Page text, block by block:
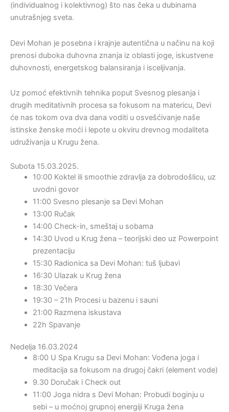
(individualnog i kolektivnog) što nas čeka u dubinama
unutrašnjeg sveta.
Devi Mohan je posebna i krajnje autentična u načinu na koji
prenosi duboka duhovna znanja iz oblasti joge, iskustvene
duhovnosti, energetskog balansiranja i isceljivanja.
Uz pomoć efektivnih tehnika poput Svesnog plesanja i
drugih meditativnih procesa sa fokusom na matericu, Devi
će nas tokom ova dva dana voditi u osvešćivanje naše
istinske ženske moći i lepote u okviru drevnog modaliteta
udruživanja u Krugu žena.
Subota 15.03.2025.
10:00 Koktel ili smoothie zdravlja za dobrodošlicu, uz
uvodni govor
11:00 Svesno plesanje sa Devi Mohan
13:00 Ručak
14:00 Check-in, smeštaj u sobama
14:30 Uvod u Krug žena – teorijski deo uz Powerpoint
prezentaciju
15:30 Radionica sa Devi Mohan: tuš ljubavi
16:30 Ulazak u Krug žena
18:30 Večera
19:30 – 21h Procesi u bazenu i sauni
21:00 Razmena iskustava
22h Spavanje
Nedelja 16.03.2024
8:00 U Spa Krugu sa Devi Mohan: Vođena joga i
meditacija sa fokusom na drugoj čakri (element vode)
9.30 Doručak i Check out
11:00 Joga nidra s Devi Mohan: Probudi boginju u
sebi – u moćnoj grupnoj energiji Kruga žena